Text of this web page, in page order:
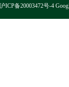
沪ICP备20003472号-4